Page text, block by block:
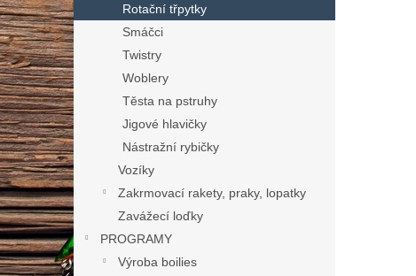
Rotační třpytky
Smáčci
Twistry
Woblery
Těsta na pstruhy
Jigové hlavičky
Nástražní rybičky
Vozíky
Zakrmovací rakety, praky, lopatky
Zavážecí loďky
PROGRAMY
Výroba boilies